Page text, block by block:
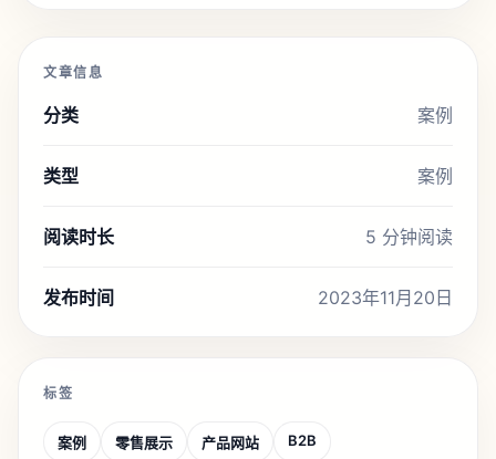
文章信息
分类 案例
类型 案例
阅读时长 5 分钟阅读
发布时间 2023年11月20日
标签
案例 零售展示 产品网站 B2B